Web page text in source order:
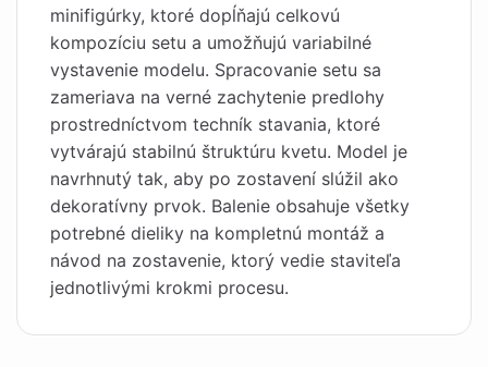
minifigúrky, ktoré dopĺňajú celkovú
kompozíciu setu a umožňujú variabilné
vystavenie modelu. Spracovanie setu sa
zameriava na verné zachytenie predlohy
prostredníctvom techník stavania, ktoré
vytvárajú stabilnú štruktúru kvetu. Model je
navrhnutý tak, aby po zostavení slúžil ako
dekoratívny prvok. Balenie obsahuje všetky
potrebné dieliky na kompletnú montáž a
návod na zostavenie, ktorý vedie staviteľa
jednotlivými krokmi procesu.